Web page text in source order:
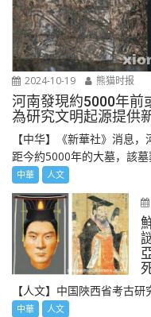
2024-10-19 熊猫时报
河南發現約5000年
為研究文明起源提供
【中华】《新華社》消息
距今約5000年的大墓，該
中華 人文
【人文】中国陜西省考古研
中華 人文